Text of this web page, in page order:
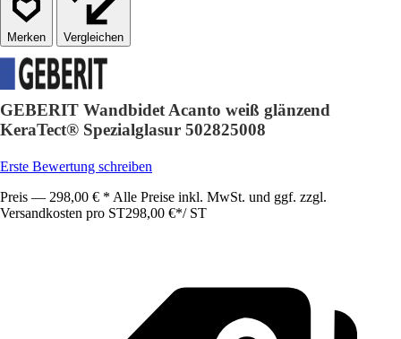
Vergleichen
GEBERIT Wandbidet Acanto weiß glänzend
KeraTect® Spezialglasur 502825008
Erste Bewertung schreiben
Preis — 298,00 € * Alle Preise inkl. MwSt. und ggf. zzgl.
Versandkosten pro ST298,00 €*/ ST